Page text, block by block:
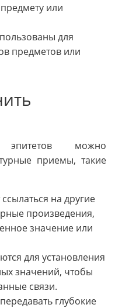
или
для
предметов или
эпитетов можно
приемы, такие
на другие
произведения,
значение или
для установления
значений, чтобы
связи.
глубокие